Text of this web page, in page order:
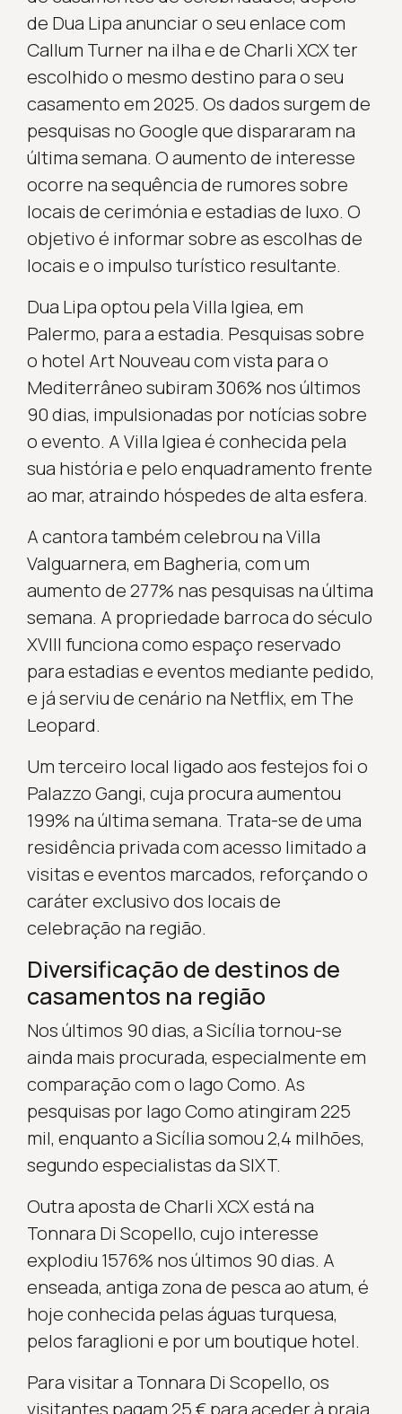
de Dua Lipa anunciar o seu enlace com
Callum Turner na ilha e de Charli XCX ter
escolhido o mesmo destino para o seu
casamento em 2025. Os dados surgem de
pesquisas no Google que dispararam na
última semana. O aumento de interesse
ocorre na sequência de rumores sobre
locais de cerimónia e estadias de luxo. O
objetivo é informar sobre as escolhas de
locais e o impulso turístico resultante.
Dua Lipa optou pela Villa Igiea, em
Palermo, para a estadia. Pesquisas sobre
o hotel Art Nouveau com vista para o
Mediterrâneo subiram 306% nos últimos
90 dias, impulsionadas por notícias sobre
o evento. A Villa Igiea é conhecida pela
sua história e pelo enquadramento frente
ao mar, atraindo hóspedes de alta esfera.
A cantora também celebrou na Villa
Valguarnera, em Bagheria, com um
aumento de 277% nas pesquisas na última
semana. A propriedade barroca do século
XVIII funciona como espaço reservado
para estadias e eventos mediante pedido,
e já serviu de cenário na Netflix, em The
Leopard.
Um terceiro local ligado aos festejos foi o
Palazzo Gangi, cuja procura aumentou
199% na última semana. Trata-se de uma
residência privada com acesso limitado a
visitas e eventos marcados, reforçando o
caráter exclusivo dos locais de
celebração na região.
Diversificação de destinos de
casamentos na região
Nos últimos 90 dias, a Sicília tornou-se
ainda mais procurada, especialmente em
comparação com o lago Como. As
pesquisas por lago Como atingiram 225
mil, enquanto a Sicília somou 2,4 milhões,
segundo especialistas da SIXT.
Outra aposta de Charli XCX está na
Tonnara Di Scopello, cujo interesse
explodiu 1576% nos últimos 90 dias. A
enseada, antiga zona de pesca ao atum, é
hoje conhecida pelas águas turquesa,
pelos faraglioni e por um boutique hotel.
Para visitar a Tonnara Di Scopello, os
visitantes pagam 25 € para aceder à praia,